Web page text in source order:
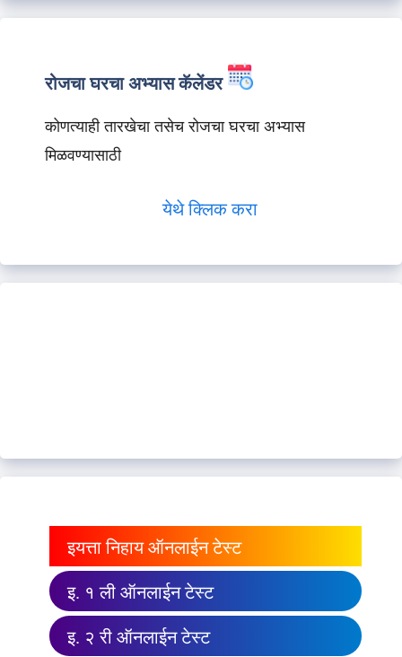
रोजचा घरचा अभ्यास कॅलेंडर
कोणत्याही तारखेचा तसेच रोजचा घरचा अभ्यास
मिळवण्यासाठी
येथे क्लिक करा
इयत्ता निहाय ऑनलाईन टेस्ट
इ. १ ली ऑनलाईन टेस्ट
इ. २ री ऑनलाईन टेस्ट